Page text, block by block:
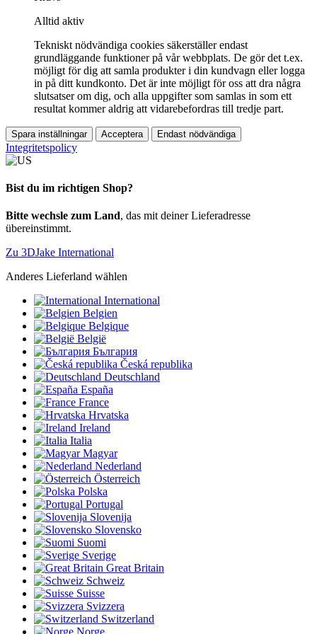
Alltid aktiv
Tekniskt nödvändiga cookies säkerställer endast
grundläggande funktioner på vår webbplats. De gör det t.ex.
möjligt för dig att samla produkter i din kundvagn eller logga
in på ditt kundkonto. Det är inte möjligt för oss att dra några
slutsatser om dig, och alla uppgifter som samlas in som ett
resultat kommer aldrig att vidarebefordras till tredje part.
Spara inställningar Acceptera Endast nödvändiga
Integritetspolicy
Bist du im richtigen Shop?
Bitte wechsle zum Land, das mit deiner Lieferadresse
übereinstimmt.
Zu 3DJake International
Anderes Lieferland wählen
International
Belgien
Belgique
België
България
Česká republika
Deutschland
España
France
Hrvatska
Ireland
Italia
Magyar
Nederland
Österreich
Polska
Portugal
Slovenija
Slovensko
Suomi
Sverige
Great Britain
Schweiz
Suisse
Svizzera
Switzerland